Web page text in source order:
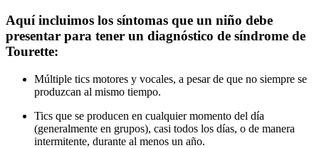
Aquí incluimos los síntomas que un niño debe
presentar para tener un diagnóstico de síndrome de
Tourette:
Múltiple tics motores y vocales, a pesar de que no siempre se
produzcan al mismo tiempo.
Tics que se producen en cualquier momento del día
(generalmente en grupos), casi todos los días, o de manera
intermitente, durante al menos un año.